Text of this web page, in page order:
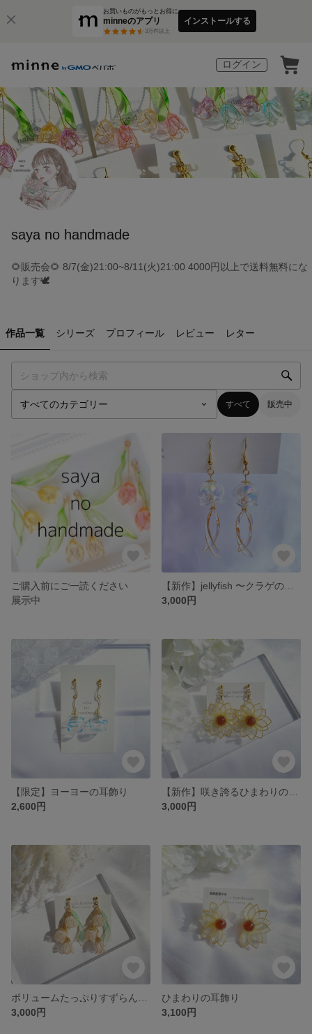
お買いものがもっとお得に
minneのアプリ
3万件以上
インストールする
ログイン
saya no handmade
🌻販売会🌻 8/7(金)21:00~8/11(火)21:00 4000円以上で送料無料にな
ります🕊️
作品一覧 シリーズ プロフィール レビュー レター
すべて 販売中
ご購入前にご一読ください
展示中
3,000円
【限定】ヨーヨーの耳飾り
2,600円
3,000円
3,000円
ひまわりの耳飾り
3,100円